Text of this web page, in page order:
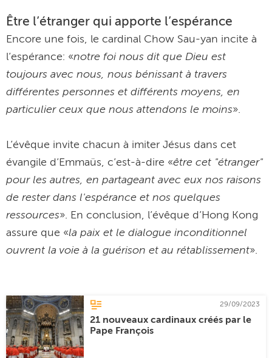
Être l’étranger qui apporte l’espérance
Encore une fois, le cardinal Chow Sau-yan incite à
l’espérance: «notre foi nous dit que Dieu est
toujours avec nous, nous bénissant à travers
différentes personnes et différents moyens, en
particulier ceux que nous attendons le moins».
L’évêque invite chacun à imiter Jésus dans cet
évangile d’Emmaüs, c’est-à-dire «être cet "étranger"
pour les autres, en partageant avec eux nos raisons
de rester dans l'espérance et nos quelques
ressources». En conclusion, l’évêque d’Hong Kong
assure que «la paix et le dialogue inconditionnel
ouvrent la voie à la guérison et au rétablissement».
29/09/2023
21 nouveaux cardinaux créés par le
Pape François